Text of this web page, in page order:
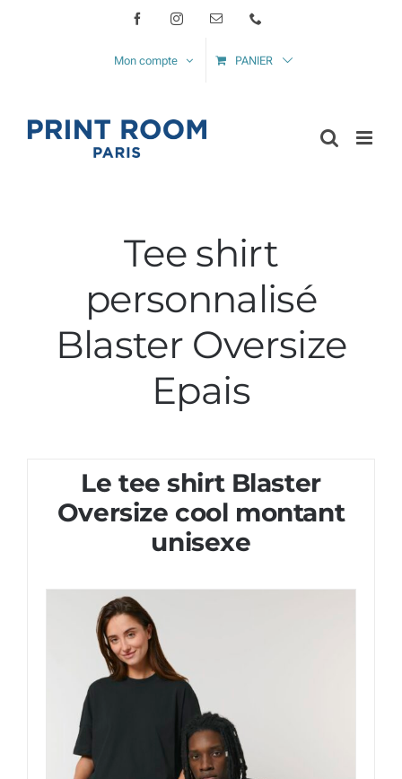
FacebookInstagramEmail
Mon compte PANIER
Tee shirt
personnalisé
Blaster Oversize
Epais
Le tee shirt Blaster
Oversize cool montant
unisexe